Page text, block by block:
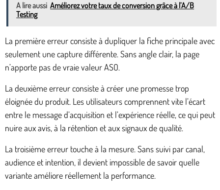
A lire aussi Améliorez votre taux de conversion grâce à l’A/B
Testing
La première erreur consiste à dupliquer la fiche principale avec
seulement une capture différente. Sans angle clair, la page
n’apporte pas de vraie valeur ASO.
La deuxième erreur consiste à créer une promesse trop
éloignée du produit. Les utilisateurs comprennent vite l’écart
entre le message d’acquisition et l’expérience réelle, ce qui peut
nuire aux avis, à la rétention et aux signaux de qualité.
La troisième erreur touche à la mesure. Sans suivi par canal,
audience et intention, il devient impossible de savoir quelle
variante améliore réellement la performance.